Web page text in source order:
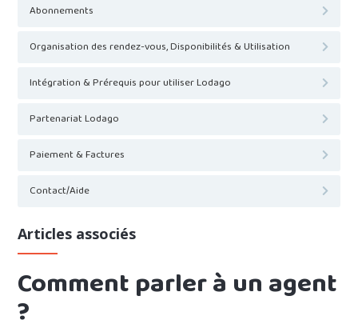
Abonnements
Organisation des rendez-vous, Disponibilités & Utilisation
Intégration & Prérequis pour utiliser Lodago
Partenariat Lodago
Paiement & Factures
Contact/Aide
Articles associés
Comment parler à un agent
?